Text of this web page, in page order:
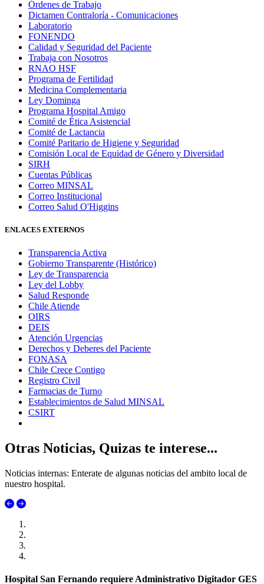
Órdenes de Trabajo
Dictamen Contraloría - Comunicaciones
Laboratorio
FONENDO
Calidad y Seguridad del Paciente
Trabaja con Nosotros
RNAO HSF
Programa de Fertilidad
Medicina Complementaria
Ley Dominga
Programa Hospital Amigo
Comité de Ética Asistencial
Comité de Lactancia
Comité Paritario de Higiene y Seguridad
Comisión Local de Equidad de Género y Diversidad
SIRH
Cuentas Públicas
Correo MINSAL
Correo Institucional
Correo Salud O'Higgins
ENLACES EXTERNOS
Transparencia Activa
Gobierno Transparente (Histórico)
Ley de Transparencia
Ley del Lobby
Salud Responde
Chile Atiende
OIRS
DEIS
Atención Urgencias
Derechos y Deberes del Paciente
FONASA
Chile Crece Contigo
Registro Civil
Farmacias de Turno
Establecimientos de Salud MINSAL
CSIRT
Otras Noticias, Quizas te interese...
Noticias internas: Enterate de algunas noticias del ambito local de
nuestro hospital.
Hospital San Fernando requiere Administrativo Digitador GES